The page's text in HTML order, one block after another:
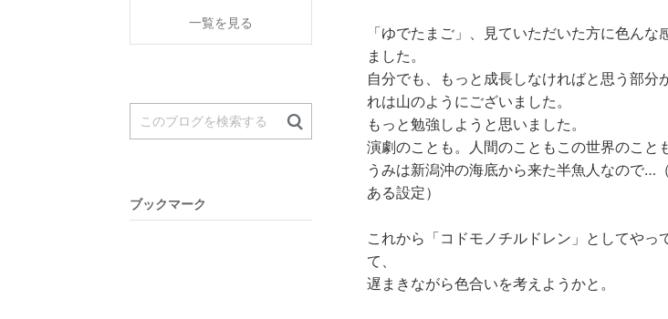
「ゆでたまご」、見ていただいた方に色んな
ました。
自分でも、もっと成長しなければと思う部分
れは山のようにございました。
もっと勉強しようと思いました。
演劇のことも。人間のこともこの世界のこと
うみは新潟沖の海底から来た半魚人なので…
ある設定）
これから「コドモノチルドレン」としてやっ
て、
遅まきながら色合いを考えようかと。
一覧を見る
ブックマーク